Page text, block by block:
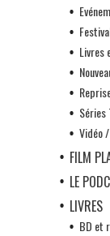
Livres
Séries
Vidéo
FILM
LE
LIVRES
BD et